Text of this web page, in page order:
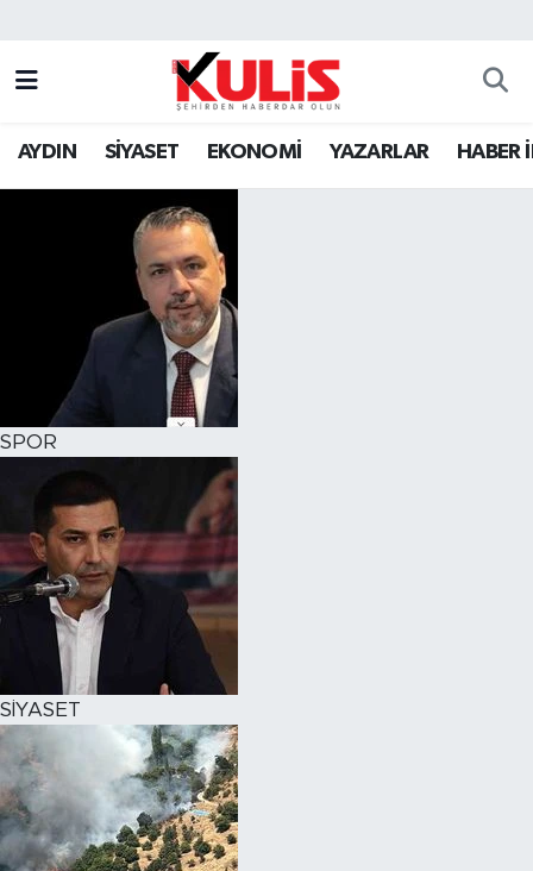
AYDIN SİYASET EKONOMİ YAZARLAR HABER
SPOR
SİYASET